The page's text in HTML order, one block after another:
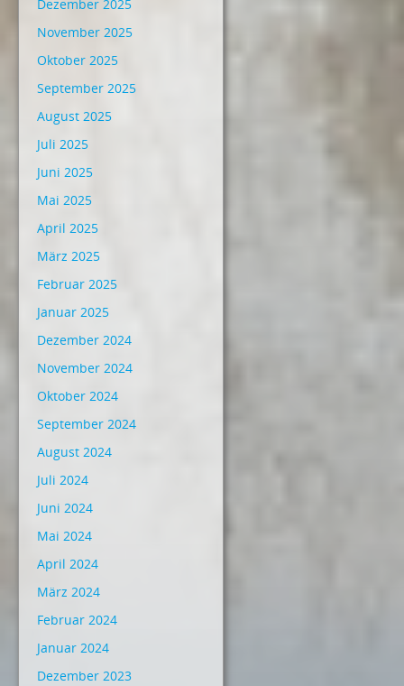
Dezember 2025
November 2025
Oktober 2025
September 2025
August 2025
Juli 2025
Juni 2025
Mai 2025
April 2025
März 2025
Februar 2025
Januar 2025
Dezember 2024
November 2024
Oktober 2024
September 2024
August 2024
Juli 2024
Juni 2024
Mai 2024
April 2024
März 2024
Februar 2024
Januar 2024
Dezember 2023